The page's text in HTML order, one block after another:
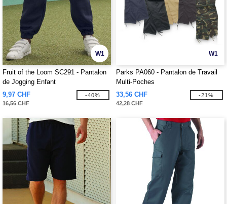
W1
Fruit of the Loom SC291 - Pantalon
de Jogging Enfant
9,97 CHF
16,56 CHF
-40%
W1
Parks PA060 - Pantalon de Travail
Multi-Poches
33,56 CHF
42,28 CHF
-21%